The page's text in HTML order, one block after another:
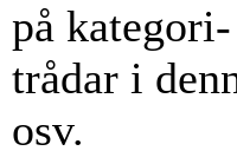
på
trådar i
osv.